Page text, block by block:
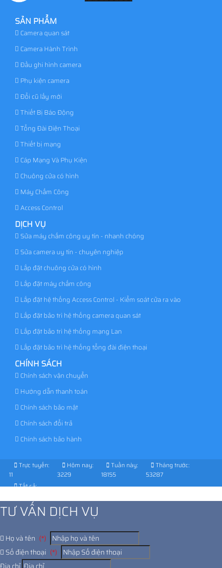
SẢN PHẨM
Camera quan sát
Camera Hành Trình
Đầu ghi hình camera
Phụ kiện camera
Đổi cũ lấy mới
Thiết Bị Báo Động
Tổng Đài Điện Thoại
Thiết bị mạng
Cáp Mạng Và Phụ Kiện
Chuông cửa có hình
Máy Chấm Công
Access Control
DỊCH VỤ
Sửa máy chấm công uy tín - nhanh chóng
Sửa camera uy tín - chuyên nghiệp
Lắp đặt chuông cửa có hình
Lắp đặt máy chấm công
Lắp đặt hệ thống Access Control - Kiểm soát cửa ra vào
Lắp đặt bảo trì hệ thống camera quan sát
Lắp đặt bảo trì hệ thống mạng Lan
Lắp đặt bảo trì hệ thống tổng đài điện thoại
CHÍNH SÁCH
Chính sách vận chuyển
Hướng dẫn thanh toán
Chính sách bảo mật
Chính sách đổi trả
Chính sách bảo hành
Trực tuyến:
11
Hôm nay:
3229
Tuần này:
18155
Tháng trước:
53287
Tất cả:
TƯ VẤN DỊCH VỤ
Họ và tên (*)
Số điện thoại (*)
Địa chỉ